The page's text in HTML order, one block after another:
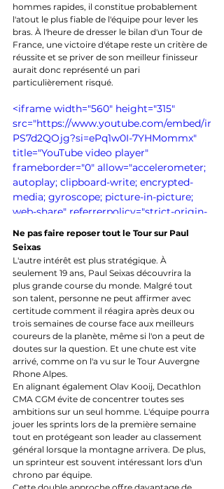
hommes rapides, il constitue probablement
l'atout le plus fiable de l'équipe pour lever les
bras. À l'heure de dresser le bilan d'un Tour de
France, une victoire d'étape reste un critère de
réussite et se priver de son meilleur finisseur
aurait donc représenté un pari
particulièrement risqué.
<iframe width="560" height="315"
src="https://www.youtube.com/embed/ir
PS7d2QOjg?si=ePq1w0I-7YHMommx"
title="YouTube video player"
frameborder="0" allow="accelerometer;
autoplay; clipboard-write; encrypted-
media; gyroscope; picture-in-picture;
web-share" referrerpolicy="strict-origin-
when-cross-origin" allowfullscreen>
</iframe>
Ne pas faire reposer tout le Tour sur Paul
Seixas
L'autre intérêt est plus stratégique. À
seulement 19 ans, Paul Seixas découvrira la
plus grande course du monde. Malgré tout
son talent, personne ne peut affirmer avec
certitude comment il réagira après deux ou
trois semaines de course face aux meilleurs
coureurs de la planète, même si l'on a peut de
doutes sur la question. Et une chute est vite
arrivé, comme on l'a vu sur le Tour Auvergne
Rhone Alpes.
En alignant également Olav Kooij, Decathlon
CMA CGM évite de concentrer toutes ses
ambitions sur un seul homme. L'équipe pourra
jouer les sprints lors de la première semaine
tout en protégeant son leader au classement
général lorsque la montagne arrivera. De plus,
un sprinteur est souvent intéressant lors d'un
chrono par équipe.